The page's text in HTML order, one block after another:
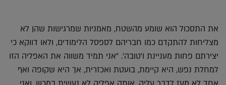
את התסכול הוא שומע מהשטח, מאמניות שמרגישות שהן לא
מצליחות להתקדם כמו חבריהם לספסל הלימודים, ולאו דווקא כי
יצירתם פחות מעניינת ו'טובה'. "אני תמיד משווה את האפליה הזו
למחלת נפש, היא קיימת, בועטת ואכזרית, אך היא שקופה ואף